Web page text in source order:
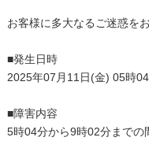
お客様に多大なるご迷惑を
■発生日時
2025年07月11日(金) 05時
■障害内容
5時04分から9時02分までの